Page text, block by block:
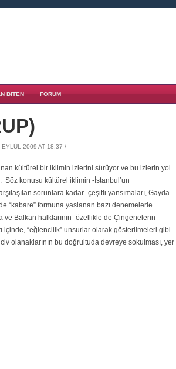
BITEN FORUM
EYLÜL 2009 AT 18:37 /
kültürel bir iklimin izlerini sürüyor ve bu izlerin yol
konusu kültürel iklimin -İstanbul’un
sorunlara kadar- çeşitli yansımaları, Gayda
“kabare” formuna yaslanan bazı denemelerle
ve Balkan halklarının -özellikle de Çingenelerin-
içinde, “eğlencilik” unsurlar olarak gösterilmeleri gibi
olanaklarının bu doğrultuda devreye sokulması, yer